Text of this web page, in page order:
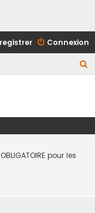
Connexion
pour les